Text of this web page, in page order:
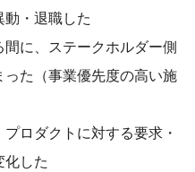
動・退職した
に、ステークホルダー側
た（事業優先度の高い施
ロダクトに対する要求・
化した